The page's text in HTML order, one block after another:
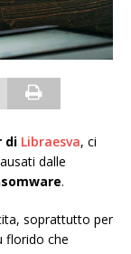
di Libraesva, ci
dalle
.
soprattutto per
florido che